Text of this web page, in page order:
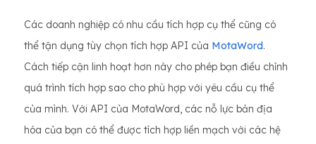
Các doanh nghiệp có nhu cầu tích hợp cụ thể cũng có
thể tận dụng tùy chọn tích hợp API của MotaWord.
Cách tiếp cận linh hoạt hơn này cho phép bạn điều chỉnh
quá trình tích hợp sao cho phù hợp với yêu cầu cụ thể
của mình. Với API của MotaWord, các nỗ lực bản địa
hóa của bạn có thể được tích hợp liền mạch với các hệ